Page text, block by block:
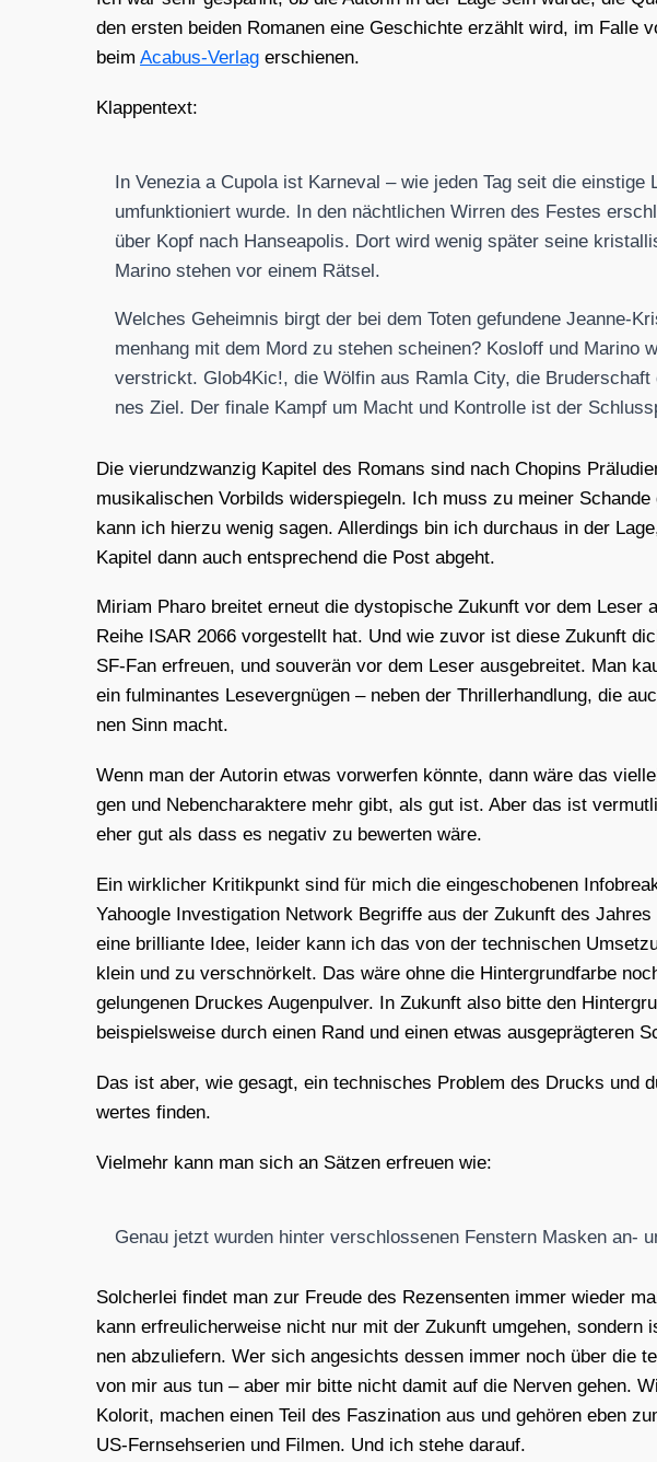
den ers­ten bei­den Roma­nen eine Geschich­te erzählt wird, im Fal­le
beim Aca­bus-Ver­lag erschie­nen.
Klap­pen­text:
In Vene­zia a Cupo­la ist Kar­ne­val – wie jeden Tag seit die
umfunk­tio­niert wur­de. In den nächt­li­chen Wir­ren des Fes­tes
über Kopf nach Han­sea­po­lis. Dort wird wenig spä­ter sei­ne
Mari­no ste­hen vor einem Rät­sel.
Wel­ches Geheim­nis birgt der bei dem Toten gefun­de­ne Jean­ne-
men­hang mit dem Mord zu ste­hen schei­nen? Kosloff und
ver­strickt. Glob4Kic!, die Wöl­fin aus Ram­la City, die
nes Ziel. Der fina­le Kampf um Macht und Kon­trol­le ist der
Die vier­und­zwan­zig Kapi­tel des Romans sind nach Cho­pins
musi­ka­li­schen Vor­bilds wider­spie­geln. Ich muss zu mei­ner
kann ich hier­zu wenig sagen. Aller­dings bin ich durch­aus in der
Kapi­tel dann auch ent­spre­chend die Post abgeht.
Miri­am Pha­ro brei­tet erneut die dys­to­pi­sche Zukunft vor dem Leser
Rei­he ISAR 2066 vor­ge­stellt hat. Und wie zuvor ist die­se Zukunft
SF-Fan erfreu­en, und sou­ve­rän vor dem Leser aus­ge­brei­tet. Man
ein ful­mi­nan­tes Lese­ver­gnü­gen – neben der Thril­ler­hand­lung, die
nen Sinn macht.
Wenn man der Autorin etwas vor­wer­fen könn­te, dann wäre das
gen und Neben­cha­rak­te­re mehr gibt, als gut ist. Aber das ist
eher gut als dass es nega­tiv zu bewer­ten wäre.
Ein wirk­li­cher Kri­tik­punkt sind für mich die ein­ge­scho­be­nen
Yahoog­le Inves­ti­ga­ti­on Net­work Begrif­fe aus der Zukunft des
eine bril­li­an­te Idee, lei­der kann ich das von der tech­ni­schen
klein und zu ver­schnör­kelt. Das wäre ohne die Hin­ter­grund­far­be
gelun­ge­nen Dru­ckes Augen­pul­ver. In Zukunft also bit­te den
bei­spiels­wei­se durch einen Rand und einen etwas aus­ge­präg­te­ren
Das ist aber, wie gesagt, ein tech­ni­sches Pro­blem des Drucks
wer­tes fin­den.
Viel­mehr kann man sich an Sät­zen erfreu­en wie:
Genau jetzt wur­den hin­ter ver­schlos­se­nen Fens­tern Mas­ken an-
Sol­cher­lei fin­det man zur Freu­de des Rezen­sen­ten immer wie­der
kann erfreu­li­cher­wei­se nicht nur mit der Zukunft umge­hen,
nen abzu­lie­fern. Wer sich ange­sichts des­sen immer noch über die
von mir aus tun – aber mir bit­te nicht damit auf die Ner­ven gehen.
Kolo­rit, machen einen Teil des Fas­zi­na­ti­on aus und gehö­ren eben
US-Fern­seh­se­ri­en und Fil­men. Und ich ste­he dar­auf.